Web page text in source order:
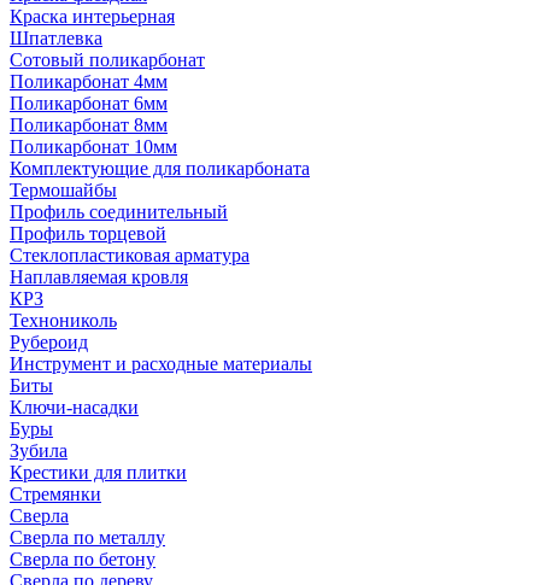
Краска интерьерная
Шпатлевка
Сотовый поликарбонат
Поликарбонат 4мм
Поликарбонат 6мм
Поликарбонат 8мм
Поликарбонат 10мм
Комплектующие для поликарбоната
Термошайбы
Профиль соединительный
Профиль торцевой
Стеклопластиковая арматура
Наплавляемая кровля
КРЗ
Технониколь
Рубероид
Инструмент и расходные материалы
Биты
Ключи-насадки
Буры
Зубила
Крестики для плитки
Стремянки
Сверла
Сверла по металлу
Сверла по бетону
Сверла по дереву